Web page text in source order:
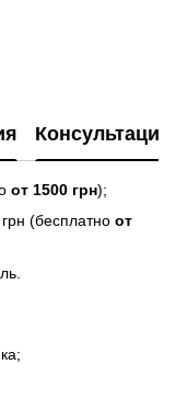
Консультация
от 1500 грн);
(бесплатно от